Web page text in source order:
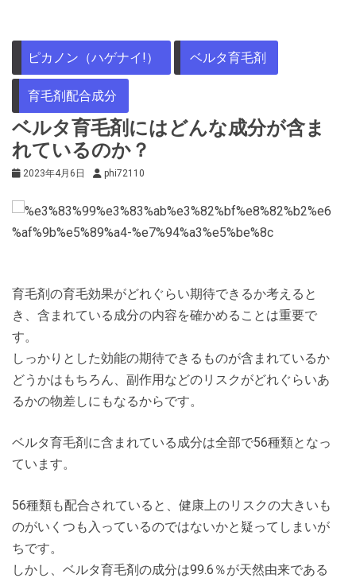
ピカノン（ハゲナイ!） ベルタ育毛剤
育毛剤配合成分
ベルタ育毛剤にはどんな成分が含ま
れているのか？
2023年4月6日 phi72110
育毛剤の育毛効果がどれぐらい期待できるか考えると
き、含まれている成分の内容を確かめることは重要で
す。
しっかりとした効能の期待できるものが含まれているか
どうかはもちろん、副作用などのリスクがどれぐらいあ
るかの物差しにもなるからです。
ベルタ育毛剤に含まれている成分は全部で56種類となっ
ています。
56種類も配合されていると、健康上のリスクの大きいも
のがいくつも入っているのではないかと疑ってしまいが
ちです。
しかし、ベルタ育毛剤の成分は99.6％が天然由来である